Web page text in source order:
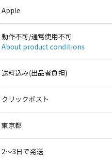
Apple
動作不可/通常使用不可
About product conditions
送料込み(出品者負担)
クリックポスト
東京都
2〜3日で発送